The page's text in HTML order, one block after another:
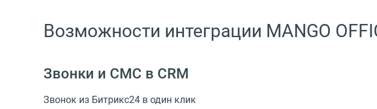
Возможности интеграции MANGO
Звонки и СМС в CRM
Звонок из Битрикс24 в один клик